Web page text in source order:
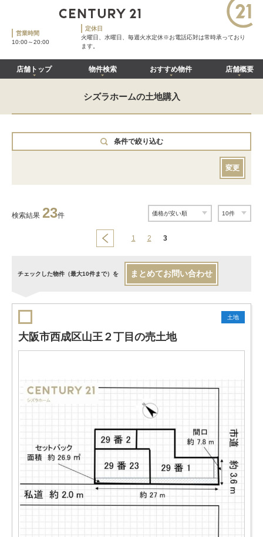
営業時間
10:00～20:00
定休日
火曜日、水曜日、毎週火水定休※お電話応対は常時承っており
ます。
店舗トップ 物件検索 おすすめ物件 店舗概要
シズラホームの土地購入
条件で絞り込む
変更
検索結果 23件
1 2 3
チェックした物件（最大10件まで）を まとめてお問い合わせ
土地
大阪市西成区山王２丁目の売土地